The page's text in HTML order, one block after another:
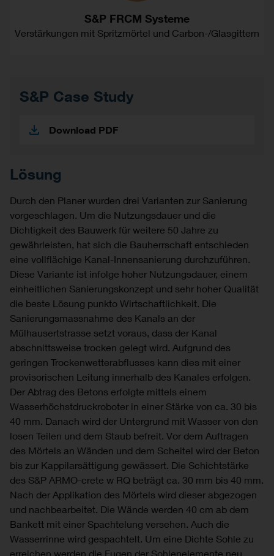
S&P FRCM Systeme
Verstärkungen mit Spritzmörtel und Carbon-/Glasgittern
S&P Case Study
Download PDF
Lösung
Durch den Planer wurden drei Varianten zur Sanierung
vorgeschlagen. Um die Nutzungsdauer und die
Dichtigkeit des Bauwerk für weitere 50 Jahre zu
gewährleisten, hat sich die Bauherrschaft entschieden
eine vollflächige Kanal-Innensanierung durchzuführen.
Diese Variante ist infolge hoher Nutzungsdauer, einem
einheitlichen Sanierungskonzept und sehr hoher Qualität
die beste Lösung punkto Wirtschaftlichkeit. Die
Sanierungsmassnahme des Kanals an der
Mülhausertstrasse setzt voraus, dass der Kanal
abschnittsweise trocken gelegt wird. Aufgrund des
geringen Trockenwetterabflusses kann dies mit einer
provisorischen Leitung innerhalb des Kanales erfolgen.
Der Abtrag des Betons erfolgte mittels einem
Wasserhöchstdruckroboter in einer Stärke von ca. 30 bis
40 mm. Danach wird der Untergrund mit Wasser von den
losen Teilen und dem Staub befreit. Vor dem Auftragen
des Mörtels an Wänden und dem Scheitel wird der Beton
bis zur Kappilarsättigung gewässert. Die Schichtstärke
des S&P ARMO-crete w RQ beträgt ca. 30 mm bis 40 mm.
Nach der Applikation des Mörtels wird dieser abgezogen
und nachbearbeitet. Die Wände werden 40 cm ab dem
Bankett mit einer Spachtelung versehen. Auch die
Wasserrinne wird gespachtelt. Um eine Dichte Sohle zu
erreichen werden die Fugen der Sohlenelemente neu